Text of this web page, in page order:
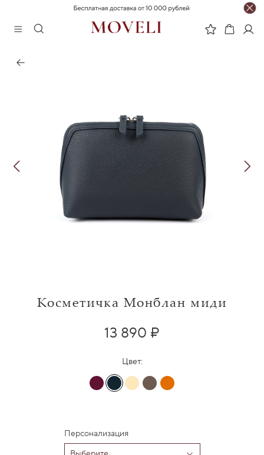
Косметичка Монблан миди
Цвет:
13 890 ₽
Персонализация